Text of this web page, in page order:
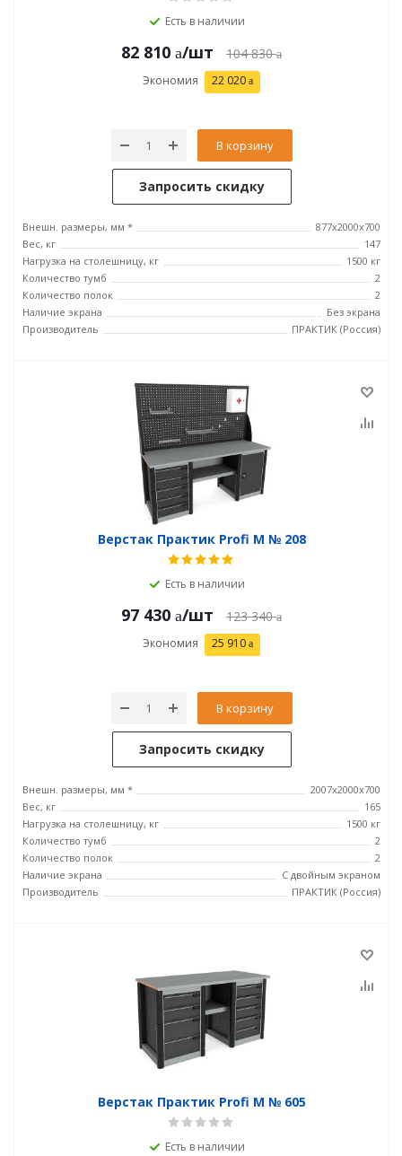
Есть в наличии
82 810 /шт 104 830
Экономия 22 020
В корзину
Запросить скидку
Внешн. размеры, мм *
877х2000х700
Вес, кг
147
Нагрузка на столешницу, кг
1500 кг
Количество тумб
2
Количество полок
2
Наличие экрана
Без экрана
Производитель
ПРАКТИК (Россия)
Верстак Практик Profi M № 208
Есть в наличии
97 430 /шт 123 340
Экономия 25 910
В корзину
Запросить скидку
Внешн. размеры, мм *
2007х2000х700
Вес, кг
165
Нагрузка на столешницу, кг
1500 кг
Количество тумб
2
Количество полок
2
Наличие экрана
С двойным экраном
Производитель
ПРАКТИК (Россия)
Верстак Практик Profi M № 605
Есть в наличии